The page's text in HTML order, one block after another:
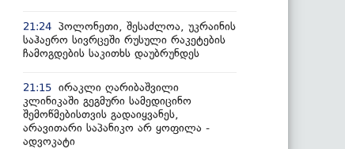
21:24 პოლონეთი, შესაძლოა, უკრაინის
საჰაერო სივრცეში რუსული რაკეტების
ჩამოგდების საკითხს დაუბრუნდეს
21:15 ირაკლი ღარიბაშვილი
კლინიკაში გეგმური სამედიცინო
შემოწმებისთვის გადაიყვანეს,
არავითარი საპანიკო არ ყოფილა -
ადვოკატი